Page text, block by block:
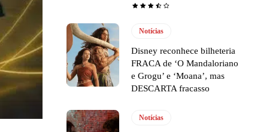
Notícias
Disney reconhece bilheteria
FRACA de ‘O Mandaloriano
e Grogu’ e ‘Moana’, mas
DESCARTA fracasso
Notícias